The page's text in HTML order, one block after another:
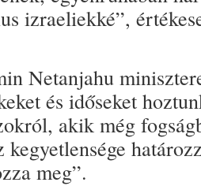
izraeliekké”,
Netanjahu
és időseket
akik még
kegyetlensége
meg”.